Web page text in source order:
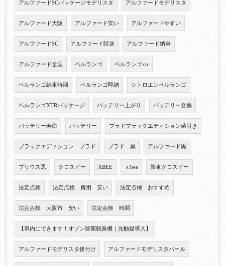
アルファードSCパッケージモデリスタ アルファードモデリスタ
アルファード大阪 アルファード安い アルファードやすい
アルファードSC アルファード陸送 アルファード納車
アルファード全国 ベルランゴ ベルランゴxtr
ベルランゴ納車時期 ベルランゴ即納 シトロエンベルランゴ
ベルランゴXTRパッケージ バッテリー上がり バッテリー交換
バッテリー寿命 バッテリー プラドブラックエディション値引き
ブラックエディション プラド プラド 黒 アルファード黒
プリウス黒 クロスビー XBEE ｘbee 新車クロスビー
法定点検 法定点検 費用 安い 法定点検 おすすめ
法定点検 大阪市 安い 法定点検 時間
【車内にできます！オゾン除菌脱臭機｜光触媒導入】
アルファードモデリスタ後付け アルファードモデリスタパール